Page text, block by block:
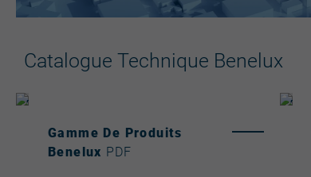
Catalogue Technique Benelux
Gamme De Produits
Benelux PDF